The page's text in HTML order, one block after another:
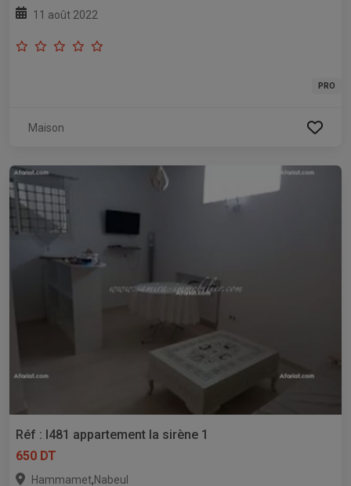
11 août 2022
PRO
Maison
Réf : l481 appartement la sirène 1
650 DT
Hammamet,Nabeul